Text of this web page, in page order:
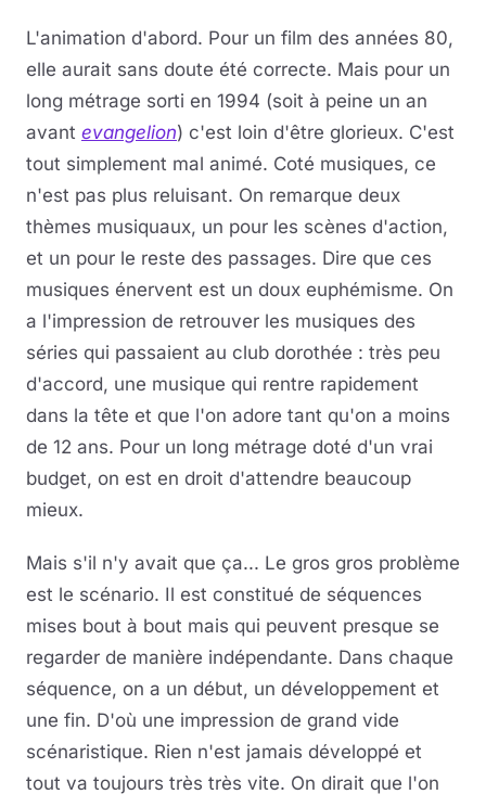
L'animation d'abord. Pour un film des années 80,
elle aurait sans doute été correcte. Mais pour un
long métrage sorti en 1994 (soit à peine un an
avant evangelion) c'est loin d'être glorieux. C'est
tout simplement mal animé. Coté musiques, ce
n'est pas plus reluisant. On remarque deux
thèmes musiquaux, un pour les scènes d'action,
et un pour le reste des passages. Dire que ces
musiques énervent est un doux euphémisme. On
a l'impression de retrouver les musiques des
séries qui passaient au club dorothée : très peu
d'accord, une musique qui rentre rapidement
dans la tête et que l'on adore tant qu'on a moins
de 12 ans. Pour un long métrage doté d'un vrai
budget, on est en droit d'attendre beaucoup
mieux.
Mais s'il n'y avait que ça... Le gros gros problème
est le scénario. Il est constitué de séquences
mises bout à bout mais qui peuvent presque se
regarder de manière indépendante. Dans chaque
séquence, on a un début, un développement et
une fin. D'où une impression de grand vide
scénaristique. Rien n'est jamais développé et
tout va toujours très très vite. On dirait que l'on